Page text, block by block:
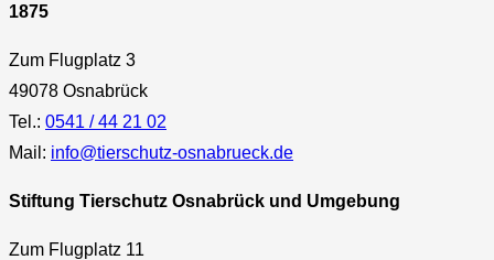
1875
Zum Flugplatz 3
49078 Osnabrück
Tel.: 0541 / 44 21 02
Mail: info@tierschutz-osnabrueck.de
Stiftung Tierschutz Osnabrück und Umgebung
Zum Flugplatz 11